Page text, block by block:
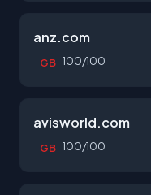
anz.com
GB 100/100
avisworld.com
GB 100/100